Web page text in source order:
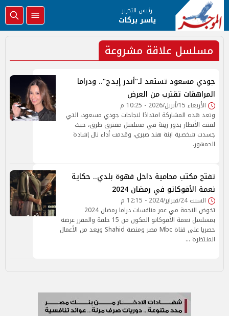
رئيس التحرير
ياسر بركات
مسلسل علاقة مشروعة
جودي مسعود تستعد لـ"أندر إيدج".. ودراما
المراهقات تقترب من العرض
الأربعاء 15/أبريل/2026 - 10:25 م
وتعد هذه المشاركة امتدادًا لنجاحات جودي مسعود، التي
لفتت الأنظار بدور زينة في مسلسل مفترق طرق، حيث
جسدت شخصية ابنة هند صبري، وقدمت أداء نال إشادة
الجمهور.
تفتح مكتب محامية داخل قهوة بلدي.. حكاية
نعمة الأفوكاتو في رمضان 2024
السبت 24/فبراير/2024 - 12:15 م
تخوض النجمة مي عمر منافسات دراما رمضان 2024
بمسلسل نعمة الأفوكاتو المكون من 15 حلقة والمقرر عرضه
حصريا على قناة Mbc مصر ومنصة Shahid ويعد من الأعمال
المنتظرة …